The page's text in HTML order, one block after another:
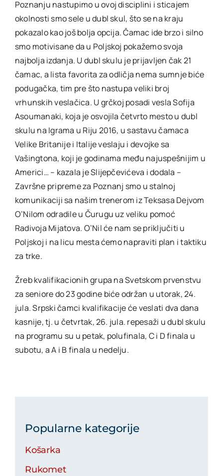
Poznanju nastupimo u ovoj disciplini i sticajem
okolnosti smo sele u dubl skul, što se na kraju
pokazalo kao još bolja opcija. Čamac ide brzo i silno
smo motivisane da u Poljskoj pokažemo svoja
najbolja izdanja. U dubl skulu je prijavljen čak 21
čamac, a lista favorita za odličja nema sumnje biće
podugačka, tim pre što nastupa veliki broj
vrhunskih veslačica. U grčkoj posadi vesla Sofija
Asoumanaki, koja je osvojila četvrto mesto u dubl
skulu na Igrama u Riju 2016, u sastavu čamaca
Velike Britanije i Italije veslaju i devojke sa
Vašingtona, koji je godinama među najuspešnijim u
Americi… – kazala je Slijepčevićeva i dodala –
Završne pripreme za Poznanj smo u stalnoj
komunikaciji sa našim trenerom iz Teksasa Dejvom
O’Nilom odradile u Čurugu uz veliku pomoć
Radivoja Mijatova. O’Nil će nam se priključiti u
Poljskoj i na licu mesta ćemo napraviti plan i taktiku
za trke.
Žreb kvalifikacionih grupa na Svetskom prvenstvu
za seniore do 23 godine biće održan u utorak, 24.
jula. Srpski čamci kvalifikacije će veslati dva dana
kasnije, tj. u četvrtak, 26. jula. repesaži u dubl skulu
na programu su u petak, polufinala, C i D finala u
subotu, a A i B finala u nedelju.
Popularne kategorije
Košarka
Rukomet